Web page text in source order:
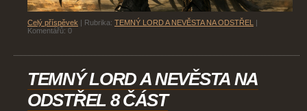
Celý příspěvek | Rubrika: TEMNÝ LORD A NEVĚSTA NA ODSTŘEL
|
Komentářů: 0
TEMNÝ LORD A NEVĚSTA NA
ODSTŘEL 8 ČÁST